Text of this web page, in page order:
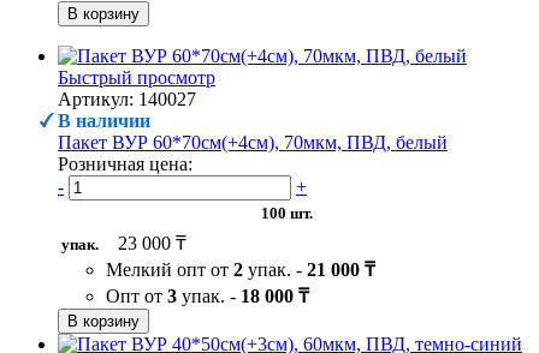
В корзину
Быстрый просмотр
Артикул: 140027
В наличии
Пакет ВУР 60*70см(+4см), 70мкм, ПВД, белый
Розничная цена:
-
+
100 шт.
упак.
23 000 ₸
Мелкий опт от 2 упак. - 21 000 ₸
Опт от 3 упак. - 18 000 ₸
В корзину